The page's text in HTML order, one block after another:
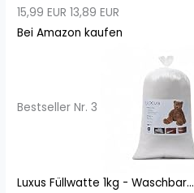
15,99 EUR 13,89 EUR
Bei Amazon kaufen
Bestseller Nr. 3
Luxus Füllwatte 1kg - Waschbar...